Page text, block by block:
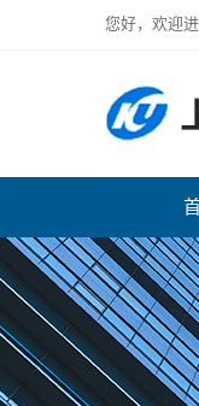
您好，欢迎